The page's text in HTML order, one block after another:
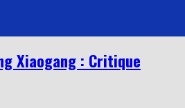
Xiaogang : Critique